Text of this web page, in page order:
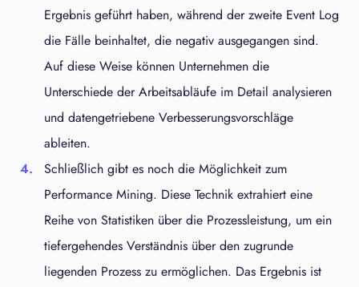
Ergebnis geführt haben, während der zweite Event Log
die Fälle beinhaltet, die negativ ausgegangen sind.
Auf diese Weise können Unternehmen die
Unterschiede der Arbeitsabläufe im Detail analysieren
und datengetriebene Verbesserungsvorschläge
ableiten.
Schließlich gibt es noch die Möglichkeit zum
Performance Mining. Diese Technik extrahiert eine
Reihe von Statistiken über die Prozessleistung, um ein
tiefergehendes Verständnis über den zugrunde
liegenden Prozess zu ermöglichen. Das Ergebnis ist